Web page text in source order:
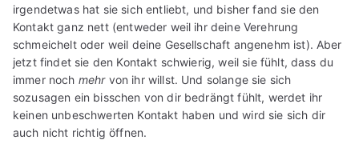
irgendetwas hat sie sich entliebt, und bisher fand sie den
Kontakt ganz nett (entweder weil ihr deine Verehrung
schmeichelt oder weil deine Gesellschaft angenehm ist). Aber
jetzt findet sie den Kontakt schwierig, weil sie fühlt, dass du
immer noch mehrvon ihr willst. Und solange sie sich
sozusagen ein bisschen von dir bedrängt fühlt, werdet ihr
keinen unbeschwerten Kontakt haben und wird sie sich dir
auch nicht richtig öffnen.